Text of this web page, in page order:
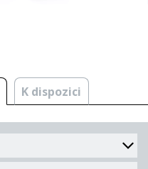
K dispozici